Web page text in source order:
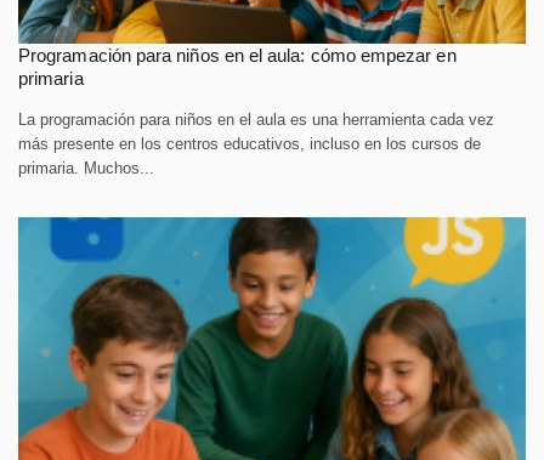
Programación para niños en el aula: cómo empezar en
primaria
La programación para niños en el aula es una herramienta cada vez
más presente en los centros educativos, incluso en los cursos de
primaria. Muchos...